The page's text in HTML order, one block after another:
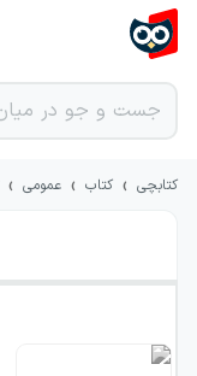
کتابچی › کتاب › عمومی ›